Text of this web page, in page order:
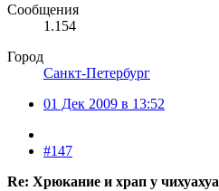
Сообщения
1.154
Город
Санкт-Петербург
01 Дек 2009 в 13:52
#147
Re: Хрюкание и храп у чихуахуа